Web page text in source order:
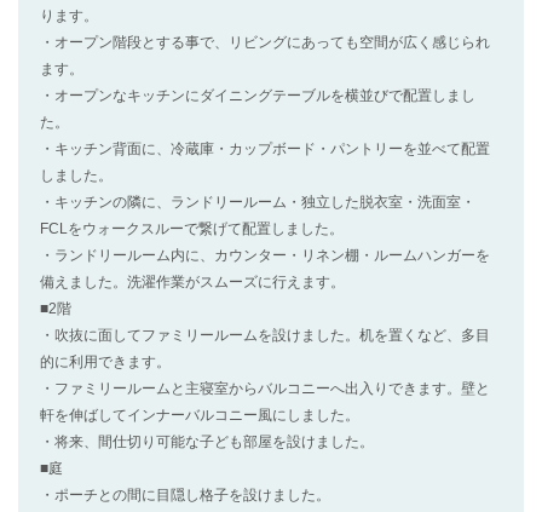
ります。
・オープン階段とする事で、リビングにあっても空間が広く感じられ
ます。
・オープンなキッチンにダイニングテーブルを横並びで配置しまし
た。
・キッチン背面に、冷蔵庫・カップボード・パントリーを並べて配置
しました。
・キッチンの隣に、ランドリールーム・独立した脱衣室・洗面室・
FCLをウォークスルーで繋げて配置しました。
・ランドリールーム内に、カウンター・リネン棚・ルームハンガーを
備えました。洗濯作業がスムーズに行えます。
■2階
・吹抜に面してファミリールームを設けました。机を置くなど、多目
的に利用できます。
・ファミリールームと主寝室からバルコニーへ出入りできます。壁と
軒を伸ばしてインナーバルコニー風にしました。
・将来、間仕切り可能な子ども部屋を設けました。
■庭
・ポーチとの間に目隠し格子を設けました。